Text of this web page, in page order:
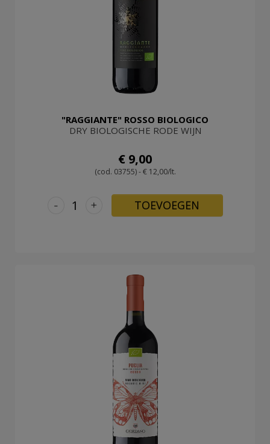
"RAGGIANTE" ROSSO BIOLOGICO
DRY BIOLOGISCHE RODE WIJN
€ 9,00
(cod. 03755) - € 12,00/lt.
+
- TOEVOEGEN